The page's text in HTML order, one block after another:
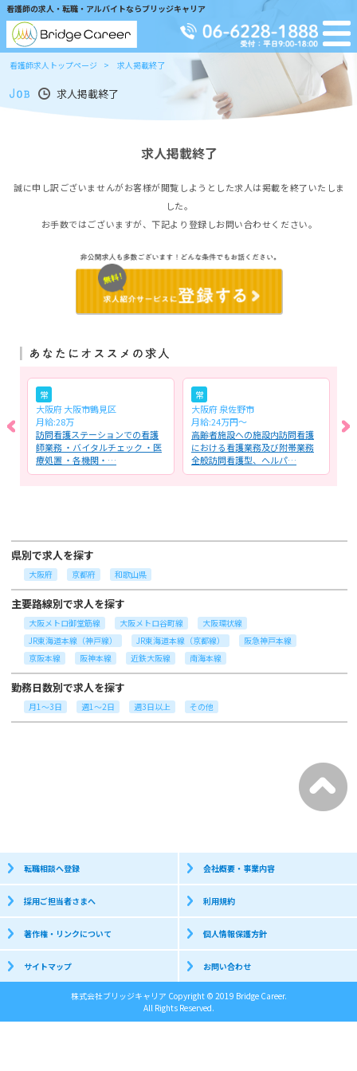
看護師の求人・転職・アルバイトならブリッジキャリア
看護師求人トップページ 求人掲載終了
求人掲載終了
求人掲載終了
誠に申し訳ございませんがお客様が閲覧しようとした求人は掲載を終了いたしま
した。
お手数ではございますが、下記より登録しお問い合わせください。
常
大阪府 大阪市鶴見区
月給:28万
訪問看護ステーションでの看護
師業務 ・バイタルチェック ・医
療処置 ・各機関・…
常
大阪府 泉佐野市
月給:24万円～
高齢者施設への施設内訪問看護
における看護業務及び附帯業務
全般訪問看護型、ヘルパ…
県別で求人を探す
大阪府 京都府 和歌山県
主要路線別で求人を探す
大阪メトロ御堂筋線 大阪メトロ谷町線
大阪環状線
JR東海道本線（神戸線）
JR東海道本線（京都線）
阪急神戸本線
京阪本線
阪神本線 近鉄大阪線 南海本線
勤務日数別で求人を探す
月1～3日 週1～2日 週3日以上 その他
転職相談へ登録 会社概要・事業内容
採用ご担当者さまへ 利用規約
著作権・リンクについて 個人情報保護方針
サイトマップ お問い合わせ
株式会社ブリッジキャリア Copyright © 2019 Bridge Career.
All Rights Reserved.